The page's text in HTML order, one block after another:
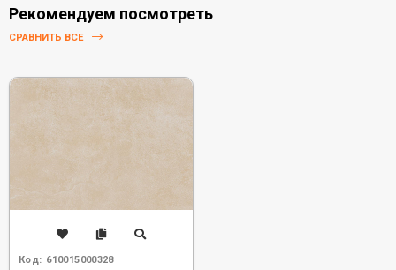
Рекомендуем посмотреть
СРАВНИТЬ ВСЕ
Код: 610015000328